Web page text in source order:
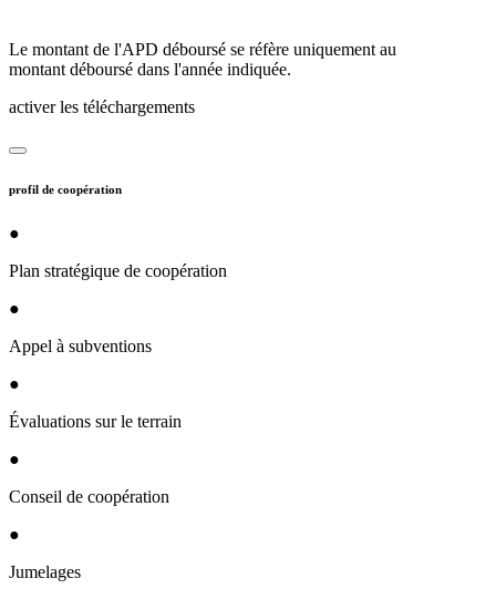
Le montant de l'APD déboursé se réfère uniquement au
montant déboursé dans l'année indiquée.
activer les téléchargements
profil de coopération
●
Plan stratégique de coopération
●
Appel à subventions
●
Évaluations sur le terrain
●
Conseil de coopération
●
Jumelages